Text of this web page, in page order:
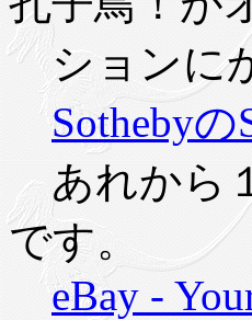
ションに
Sothebyの
あれから
です。
eBay -